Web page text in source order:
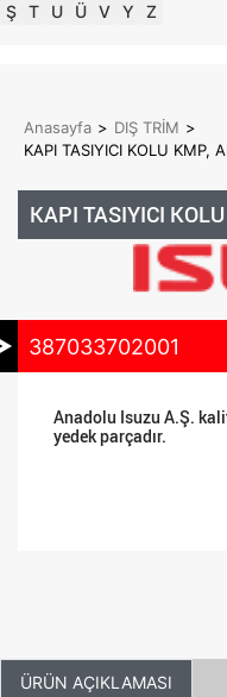
Ş T U Ü V Y Z
Anasayfa > DIŞ TRİM >
KAPI TASIYICI KOLU KMP,
KAPI TASIYICI
387033702001
Anadolu Isuzu A.Ş.
yedek parçadır.
ÜRÜN AÇIKLAMASI